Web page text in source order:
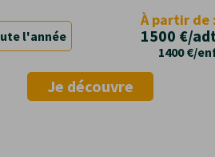
l'année
À partir de :
1500 €/
1400 €/
Je découvre